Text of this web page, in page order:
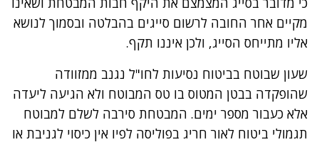
מקיים אחר החובה לרשום סייגים בהבלטה ובסמוך לנושא
אליו מתייחס הסייג, ולכן איננו תקף.
שעון שבוטח בביטוח נסיעות לחו"ל נגנב ממזוודה
שהופקדה בבטן המטוס בו טס המבוטח ולא הגיעה ליעדה
אלא כעבור מספר ימים. המבטחת סירבה לשלם למבוטח
תגמולי ביטוח לאור חריג בפוליסה לפיו אין כיסוי לגניבת או